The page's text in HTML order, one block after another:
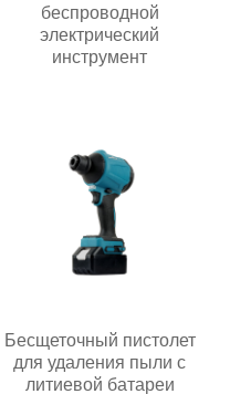
беспроводной
электрический
инструмент
Бесщеточный пистолет
для удаления пыли с
литиевой батареи